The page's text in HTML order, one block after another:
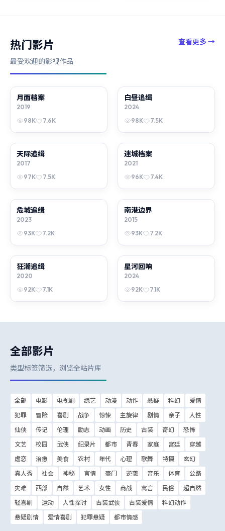
热门影片
最受欢迎的影视作品
查看更多→
月面档案
2019
98K
7.6K
白昼追缉
2024
98K
7.5K
天际追缉
2017
97K
7.5K
迷城档案
2021
96K
7.4K
危城追缉
2023
93K
7.2K
南港边界
2015
93K
7.2K
狂潮追缉
2020
92K
7.1K
星河回响
2024
92K
7.1K
全部影片
类型标签筛选，浏览全站片库
全部 电影 电视剧 综艺 动漫 动作 悬疑 科幻
爱情
犯罪
冒险 喜剧 战争 惊悚 主旋律 剧情 亲子
人性
仙侠
传记 伦理 励志 动画 历史 古装 奇幻
恐怖
文艺
校园 武侠 纪录片 都市 青春 家庭 宫廷
穿越
虐恋
治愈 美食 农村 年代 心理 歌舞 特摄
玄幻
真人秀
社会 神秘 言情 豪门 逆袭 音乐 体育
公路
灾难
西部 自然 艺术 女性 商战 寓言 民俗
超自然
轻喜剧
运动 人性探讨 古装武侠 古装爱情
科幻动作
悬疑剧情
爱情喜剧 犯罪悬疑 都市情感